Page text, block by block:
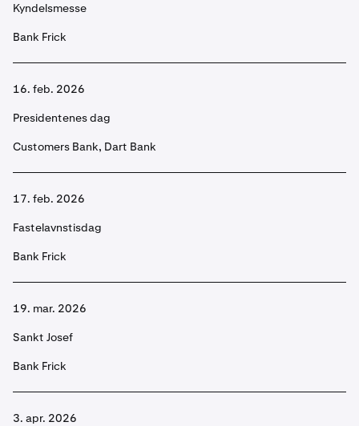
Kyndelsmesse
Bank Frick
16. feb. 2026
Presidentenes dag
Customers Bank, Dart Bank
17. feb. 2026
Fastelavnstisdag
Bank Frick
19. mar. 2026
Sankt Josef
Bank Frick
3. apr. 2026